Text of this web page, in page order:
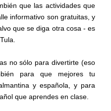
que las actividades que
informativo son gratuitas, y
que se diga otra cosa - es
no sólo para divertirte (eso
para que mejores tu
y española, y para
que aprendes en clase.